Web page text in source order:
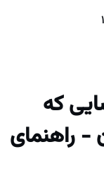
که
- راهنمای